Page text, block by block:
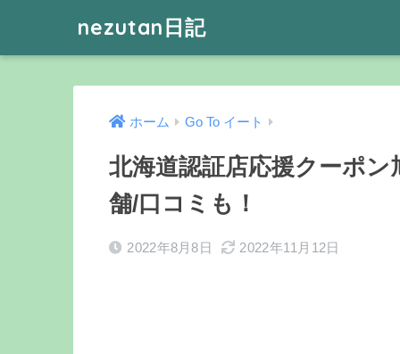
nezutan日記
ホーム Go To イート
北海道認証店応援クーポ
舗/口コミも！
2022年8月8日 2022年11月12日